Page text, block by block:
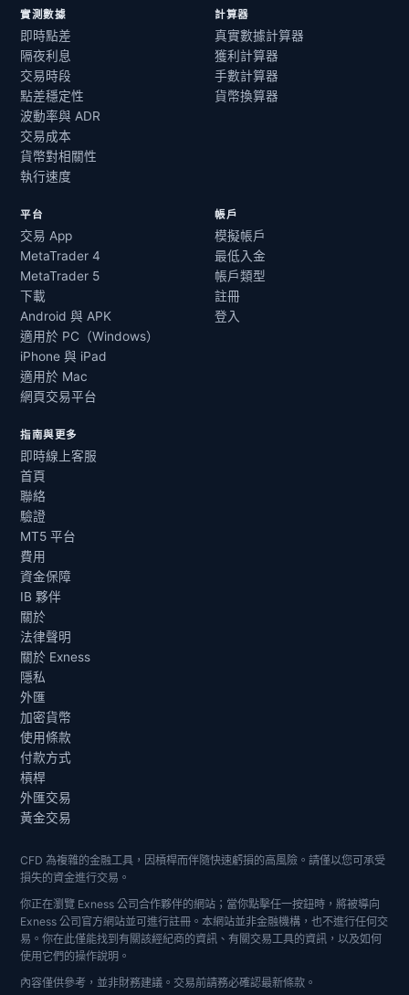
實測數據
即時點差
隔夜利息
交易時段
點差穩定性
波動率與 ADR
交易成本
貨幣對相關性
執行速度
計算器
真實數據計算器
獲利計算器
手數計算器
貨幣換算器
平台
交易 App
MetaTrader 4
MetaTrader 5
下載
Android 與 APK
適用於 PC（Windows）
iPhone 與 iPad
適用於 Mac
網頁交易平台
帳戶
模擬帳戶
最低入金
帳戶類型
註冊
登入
指南與更多
即時線上客服
首頁
聯絡
驗證
MT5 平台
費用
資金保障
IB 夥伴
關於
法律聲明
關於 Exness
隱私
外匯
加密貨幣
使用條款
付款方式
槓桿
外匯交易
黃金交易
CFD 為複雜的金融工具，因槓桿而伴隨快速虧損的高風險。請僅以您可承受
損失的資金進行交易。
你正在瀏覽 Exness 公司合作夥伴的網站；當你點擊任一按鈕時，將被導向
Exness 公司官方網站並可進行註冊。本網站並非金融機構，也不進行任何交
易。你在此僅能找到有關該經紀商的資訊、有關交易工具的資訊，以及如何
使用它們的操作說明。
內容僅供參考，並非財務建議。交易前請務必確認最新條款。